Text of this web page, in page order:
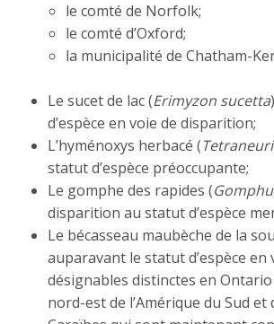
le comté de Norfolk;
le comté d’Oxford;
la municipalité de Chatham-
Le sucet de lac (Erimyzon sucetta
d’espèce en voie de disparition;
L’hyménoxys herbacé (
statut d’espèce préoccupante;
Le gomphe des rapides (
disparition au statut d’espèce
Le bécasseau maubèche de la
auparavant le statut d’espèce
désignables distinctes en
nord-est de l’Amérique du Sud